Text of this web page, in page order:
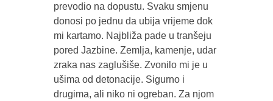
prevodio na dopustu. Svaku smjenu
donosi po jednu da ubija vrijeme dok
mi kartamo. Najbliža pade u tranšeju
pored Jazbine. Zemlja, kamenje, udar
zraka nas zaglušiše. Zvonilo mi je u
ušima od detonacije. Sigurno i
drugima, ali niko ni ogreban. Za njom